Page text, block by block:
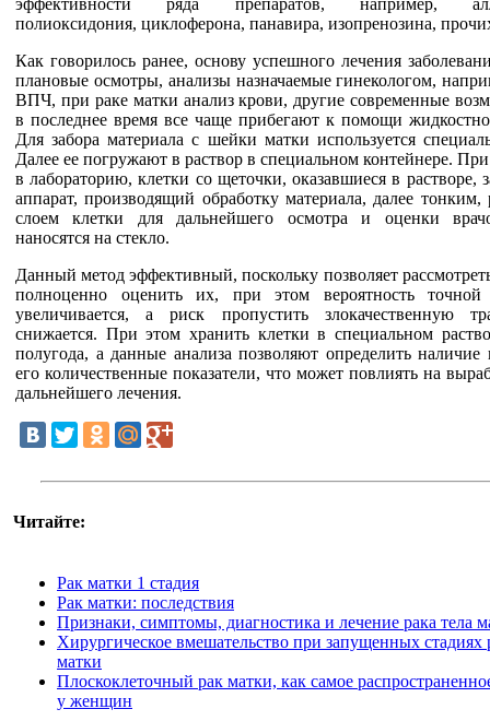
полиоксидония, циклоферона, панавира, изопренозина,
Как говорилось ранее, основу успешного лечения
плановые осмотры, анализы назначаемые гинекологом,
ВПЧ, при раке матки анализ крови, другие современные
в последнее время все чаще прибегают к помощи
Для забора материала с шейки матки используется
Далее ее погружают в раствор в специальном контейнере.
в лабораторию, клетки со щеточки, оказавшиеся в растворе,
аппарат, производящий обработку материала, далее
слоем клетки для дальнейшего осмотра и оценки
наносятся на стекло.
Данный метод эффективный, поскольку позволяет
полноценно оценить их, при этом вероятность точной
увеличивается, а риск пропустить злокачественную
снижается. При этом хранить клетки в специальном
полугода, а данные анализа позволяют определить
его количественные показатели, что может повлиять на
дальнейшего лечения.
Читайте:
Рак матки 1 стадия
Рак матки: последствия
Признаки, симптомы, диагностика и лечение рака тела
Хирургическое вмешательство при запущенных стадиях
матки
Плоскоклеточный рак матки, как самое
у женщин